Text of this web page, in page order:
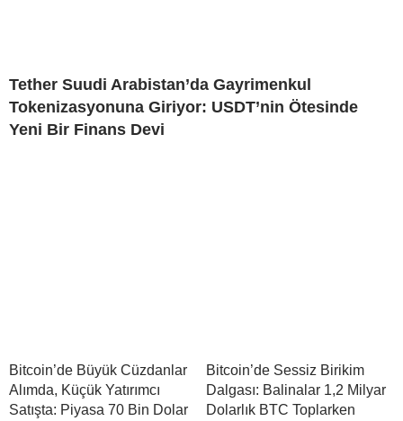
Tether Suudi Arabistan’da Gayrimenkul
Tokenizasyonuna Giriyor: USDT’nin Ötesinde
Yeni Bir Finans Devi
Bitcoin’de Büyük Cüzdanlar
Alımda, Küçük Yatırımcı
Satışta: Piyasa 70 Bin Dolar
Bitcoin’de Sessiz Birikim
Dalgası: Balinalar 1,2 Milyar
Dolarlık BTC Toplarken